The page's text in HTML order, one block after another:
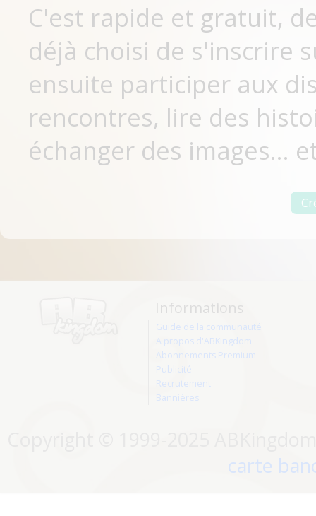
C'est rapide et gratuit,
déjà choisi de s'inscrire
ensuite participer aux
rencontres, lire des
échanger des images...
Informations
Guide de la communauté
A propos d'ABKingdom
Abonnements Premium
Publicité
Recrutement
Bannières
carte